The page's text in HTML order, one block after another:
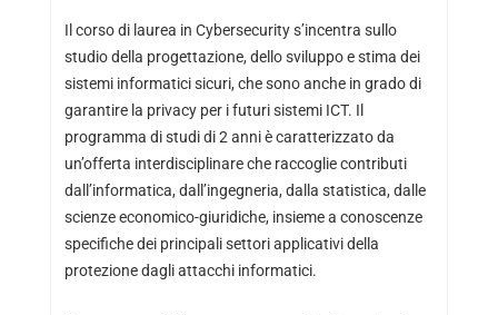
Il corso di laurea in Cybersecurity s’incentra sullo
studio della progettazione, dello sviluppo e stima dei
sistemi informatici sicuri, che sono anche in grado di
garantire la privacy per i futuri sistemi ICT. Il
programma di studi di 2 anni è caratterizzato da
un’offerta interdisciplinare che raccoglie contributi
dall’informatica, dall’ingegneria, dalla statistica, dalle
scienze economico-giuridiche, insieme a conoscenze
specifiche dei principali settori applicativi della
protezione dagli attacchi informatici.